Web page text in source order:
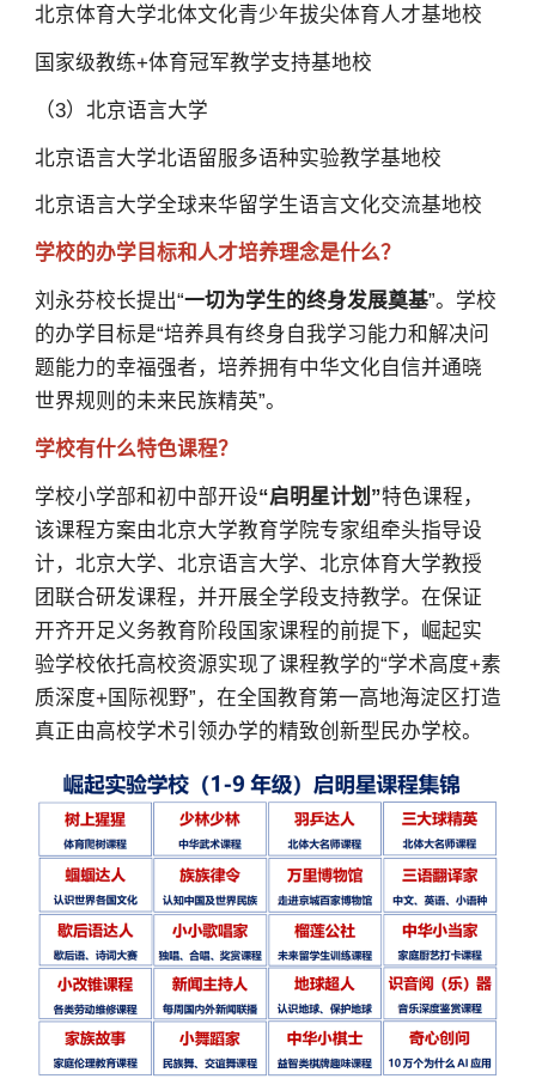
北京体育大学北体文化青少年拔尖体育人才基地校
国家级教练+体育冠军教学支持基地校
（3）北京语言大学
北京语言大学北语留服多语种实验教学基地校
北京语言大学全球来华留学生语言文化交流基地校
学校的办学目标和人才培养理念是什么？
刘永芬校长提出“一切为学生的终身发展奠基”。学校
的办学目标是“培养具有终身自我学习能力和解决问
题能力的幸福强者，培养拥有中华文化自信并通晓
世界规则的未来民族精英”。
学校有什么特色课程？
学校小学部和初中部开设“启明星计划”特色课程，
该课程方案由北京大学教育学院专家组牵头指导设
计，北京大学、北京语言大学、北京体育大学教授
团联合研发课程，并开展全学段支持教学。在保证
开齐开足义务教育阶段国家课程的前提下，崛起实
验学校依托高校资源实现了课程教学的“学术高度+素
质深度+国际视野”，在全国教育第一高地海淀区打造
真正由高校学术引领办学的精致创新型民办学校。